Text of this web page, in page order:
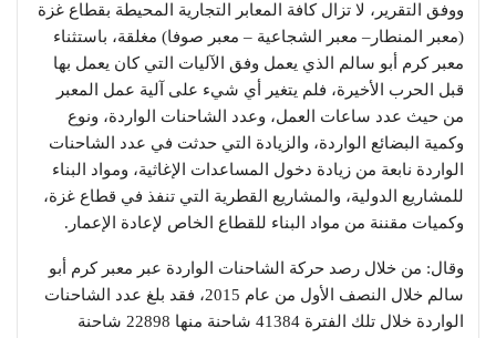
ووفق التقرير، لا تزال كافة المعابر التجارية المحيطة بقطاع غزة
(معبر المنطار– معبر الشجاعية – معبر صوفا) مغلقة، باستثناء
معبر كرم أبو سالم الذي يعمل وفق الآليات التي كان يعمل بها
قبل الحرب الأخيرة، فلم يتغير أي شيء على آلية عمل المعبر
من حيث عدد ساعات العمل، وعدد الشاحنات الواردة، ونوع
وكمية البضائع الواردة، والزيادة التي حدثت في عدد الشاحنات
الواردة نابعة من زيادة دخول المساعدات الإغاثية، ومواد البناء
للمشاريع الدولية، والمشاريع القطرية التي تنفذ في قطاع غزة،
وكميات مقننة من مواد البناء للقطاع الخاص لإعادة الإعمار.
وقال: من خلال رصد حركة الشاحنات الواردة عبر معبر كرم أبو
سالم خلال النصف الأول من عام 2015، فقد بلغ عدد الشاحنات
الواردة خلال تلك الفترة 41384 شاحنة منها 22898 شاحنة